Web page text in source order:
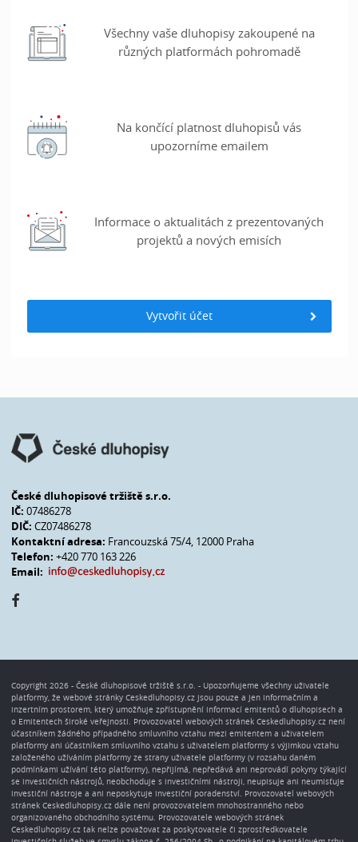
Všechny vaše dluhopisy zakoupené na
různých platformách pohromadě
Na končící platnost dluhopisů vás
upozorníme emailem
Informace o aktualitách z prezentovaných
projektů a nových emisích
Vytvořit účet
České dluhopisové tržiště s.r.o.
IČ: 07486278
DIČ: CZ07486278
Kontaktní adresa: Francouzská 75/4, 12000 Praha
Telefon: +420 770 163 226
Email:
Copyright 2026 - České dluhopisové tržiště s.r.o. - Upozorňujeme všechny uživatele
platformy, že webové stránky Ceskedluhopisy.cz jsou pouze a jen informačním a
inzertním prostorem, který umožňuje zpřístupnění informací emitentů o dluhopisech a
o Emitentech široké veřejnosti. Provozovatel webových stránek Ceskedluhopisy.cz není
účastníkem žádného případného smluvního vztahu mezi emitentem a uživatelem
platformy ani účastníkem smluvního vztahu s uživatelem platformy s výjimkou vztahu
založeného užíváním platformy ze strany uživatele platformy (v rozsahu daném
podmínkami užívání této platformy), nepřijímá, nepředává ani neprovádí pokyny týkající
se investičních nástrojů, neobchoduje s investičními nástroji, neupisuje ani neumisťuje
investiční nástroje a ani neposkytuje investiční poradenství. Provozovatel webových
stránek Ceskedluhopisy.cz dále není provozovatelem mnohostranného nebo
organizovaného obchodního systému. Provozovatele webových stránek
Ceskedluhopisy.cz tak nelze považovat za poskytovatele či zprostředkovatele